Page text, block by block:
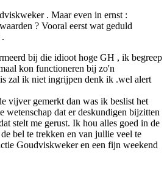
. Maar even in ernst :
? Vooral eerst wat geduld
bij die idioot hoge GH , ik begreep
kon functioneren bij zo'n
zal ik niet ingrijpen denk ik .wel alert
vijver gemerkt dan was ik beslist het
wetenschap dat er deskundigen bijzitten
stelt me gerust. Ik hou alles goed in de
bel te trekken en van jullie veel te
Goudviskweker en een fijn weekend